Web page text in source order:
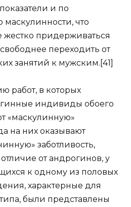
и по
что
жестко придерживаться
переходить от
занятий к мужским.[41]
работ, в которых
индивиды обоего
«маскулинную»
на них оказывают
заботливость,
от андрогинов, у
к одному из половых
характерные для
были представлены